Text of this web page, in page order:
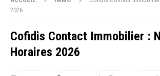
2026
Cofidis Contact Immobilier :
Horaires 2026